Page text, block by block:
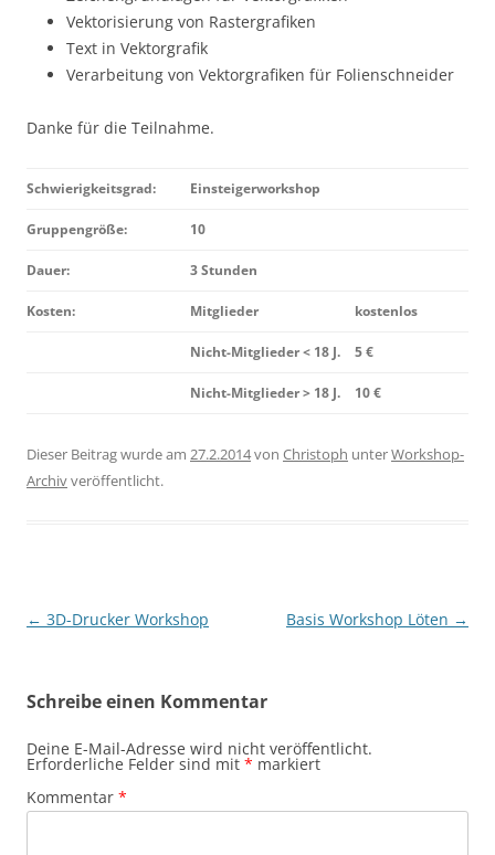
Vektorisierung von Rastergrafiken
Text in Vektorgrafik
Verarbeitung von Vektorgrafiken für Folienschneider
Danke für die Teilnahme.
Schwierigkeitsgrad: Einsteigerworkshop
Gruppengröße: 10
Dauer: 3 Stunden
Kosten: Mitglieder kostenlos
Nicht-Mitglieder < 18 J. 5 €
Nicht-Mitglieder > 18 J. 10 €
Dieser Beitrag wurde am 27.2.2014von Christoph unterWorkshop-
Archivveröffentlicht.
Beitragsnavigation
← 3D-Drucker Workshop Basis Workshop Löten →
Schreibe einen Kommentar
Deine E-Mail-Adresse wird nicht veröffentlicht.
Erforderliche Felder sind mit * markiert
Kommentar *